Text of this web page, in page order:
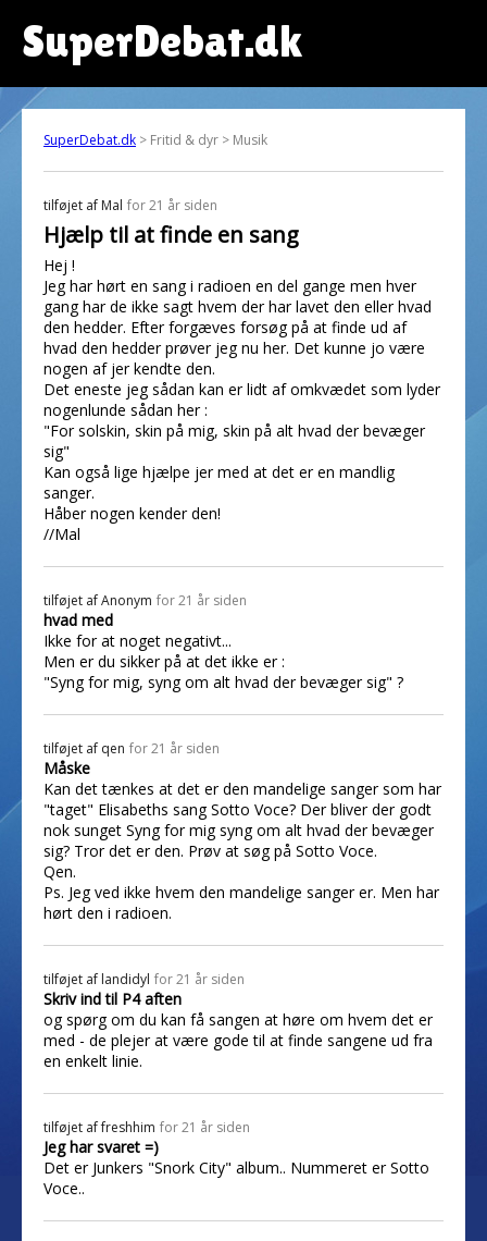
SuperDebat.dk
SuperDebat.dk > Fritid & dyr > Musik
tilføjet af Mal for 21 år siden
Hjælp til at finde en sang
Hej !
Jeg har hørt en sang i radioen en del gange men hver
gang har de ikke sagt hvem der har lavet den eller hvad
den hedder. Efter forgæves forsøg på at finde ud af
hvad den hedder prøver jeg nu her. Det kunne jo være
nogen af jer kendte den.
Det eneste jeg sådan kan er lidt af omkvædet som lyder
nogenlunde sådan her :
"For solskin, skin på mig, skin på alt hvad der bevæger
sig"
Kan også lige hjælpe jer med at det er en mandlig
sanger.
Håber nogen kender den!
//Mal
tilføjet afAnonym for 21 år siden
hvad med
Ikke for at noget negativt...
Men er du sikker på at det ikke er :
"Syng for mig, syng om alt hvad der bevæger sig" ?
tilføjet af qen for 21 år siden
Måske
Kan det tænkes at det er den mandelige sanger som har
"taget" Elisabeths sang Sotto Voce? Der bliver der godt
nok sunget Syng for mig syng om alt hvad der bevæger
sig? Tror det er den. Prøv at søg på Sotto Voce.
Qen.
Ps. Jeg ved ikke hvem den mandelige sanger er. Men har
hørt den i radioen.
tilføjet af landidyl for 21 år siden
Skriv ind til P4 aften
og spørg om du kan få sangen at høre om hvem det er
med - de plejer at være gode til at finde sangene ud fra
en enkelt linie.
tilføjet affreshhim for 21 år siden
Jeg har svaret =)
Det er Junkers "Snork City" album.. Nummeret er Sotto
Voce..